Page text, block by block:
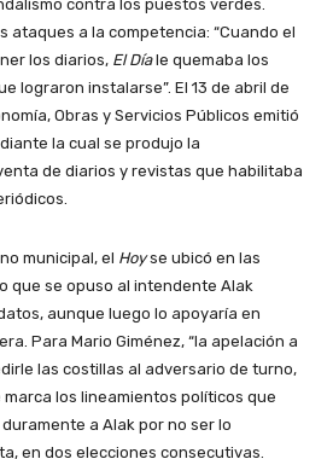
contra los puestos verdes.
ataques a la competencia: “Cuando el
los diarios, El Díale quemaba los
lograron instalarse”. El 13 de abril de
Obras y Servicios Públicos emitió
la cual se produjo la
de diarios y revistas que habilitaba
municipal, el Hoyse ubicó en las
que se opuso al intendente Alak
aunque luego lo apoyaría en
Para Mario Giménez, “la apelación a
las costillas al adversario de turno,
los lineamientos políticos que
a Alak por no ser lo
en dos elecciones consecutivas.